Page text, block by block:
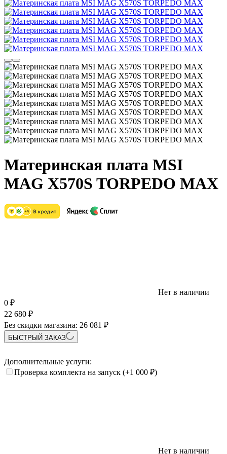
Материнская плата MSI
MAG X570S TORPEDO MAX
Нет в наличии
0 ₽
22 680 ₽
Без скидки магазина: 26 081 ₽
БЫСТРЫЙ ЗАКАЗ
Дополнительные услуги:
Проверка комплекта на запуск (+1 000 ₽)
Нет в наличии